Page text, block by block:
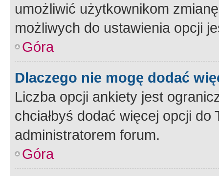
umożliwić użytkownikom
możliwych do ustawienia opcji
Góra
Dlaczego nie mogę dodać
Liczba opcji ankiety jest
chciałbyś dodać więcej opcji
administratorem forum.
Góra